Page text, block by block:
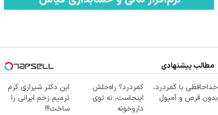
مطالب پیشنهادی
خداحافظی با کمردرد،
بدون قرص و آمپول
کمردرد؟ راه‌حلش
اینجاست، نه توی
داروخونه
این دکتر شیرازی کرم
ترمیم زخم ایرانی را
ساخت!!!